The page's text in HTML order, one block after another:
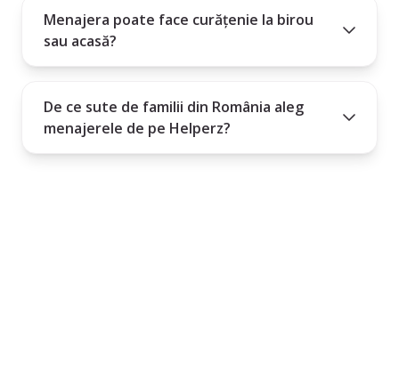
Menajera poate face curățenie la birou
sau acasă?
De ce sute de familii din România aleg
menajerele de pe Helperz?